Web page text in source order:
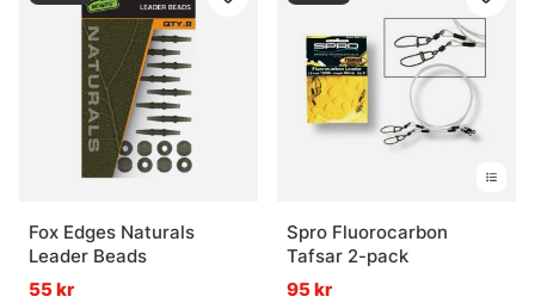
Fox Edges Naturals
Leader Beads
55 kr
Spro Fluorocarbon
Tafsar 2-pack
95 kr